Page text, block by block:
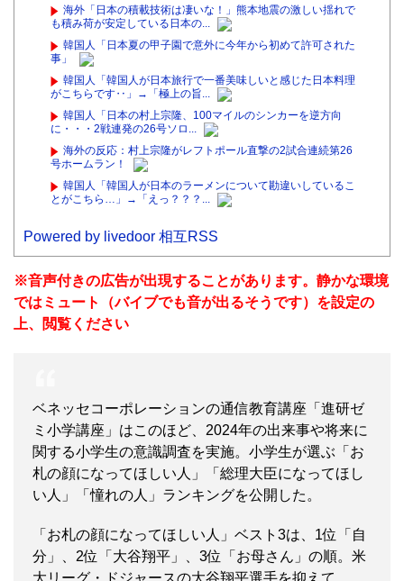
海外「日本の積載技術は凄いな！」熊本地震の激しい揺れで
も積み荷が安定している日本の...
韓国人「日本夏の甲子園で意外に今年から初めて許可された
事」
韓国人「韓国人が日本旅行で一番美味しいと感じた日本料理
がこちらです‥」→「極上の旨...
韓国人「日本の村上宗隆、100マイルのシンカーを逆方向
に・・・2戦連発の26号ソロ...
海外の反応：村上宗隆がレフトポール直撃の2試合連続第26
号ホームラン！
韓国人「韓国人が日本のラーメンについて勘違いしているこ
とがこちら…」→「えっ？？？...
Powered by livedoor 相互RSS
※音声付きの広告が出現することがあります。静かな環境
ではミュート（バイブでも音が出るそうです）を設定の
上、閲覧ください
ベネッセコーポレーションの通信教育講座「進研ゼ
ミ小学講座」はこのほど、2024年の出来事や将来に
関する小学生の意識調査を実施。小学生が選ぶ「お
札の顔になってほしい人」「総理大臣になってほし
い人」「憧れの人」ランキングを公開した。
「お札の顔になってほしい人」ベスト3は、1位「自
分」、2位「大谷翔平」、3位「お母さん」の順。米